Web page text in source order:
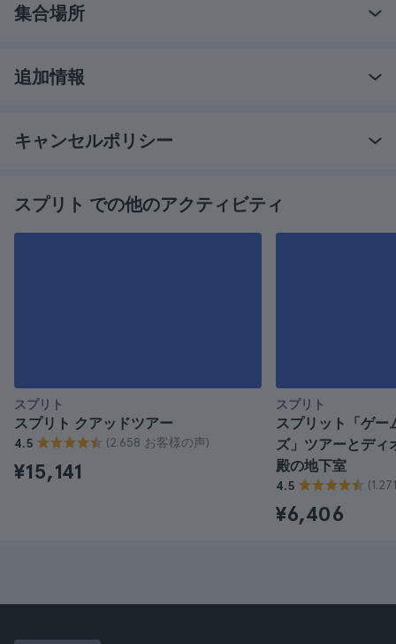
集合場所
追加情報
キャンセルポリシー
スプリト での他のアクティビティ
スプリト
スプリト クアッドツアー
4.5 (2.658 お客様の声)
¥15,141
スプリト
スプリット「ゲー
ズ」ツアーとディ
殿の地下室
4.5
¥6,406